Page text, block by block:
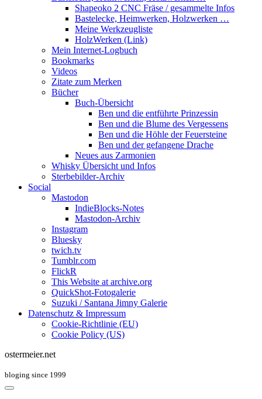
Shapeoko 2 CNC Fräse / gesammelte Infos
Bastelecke, Heimwerken, Holzwerken …
Meine Werkzeugliste
HolzWerken (Link)
Mein Internet-Logbuch
Bookmarks
Videos
Zitate zum Merken
Bücher
Buch-Übersicht
Ben und die entführte Prinzessin
Ben und die Blume des Vergessens
Ben und die Höhle der Feuersteine
Ben und der gefangene Drache
Neues aus Zarmonien
Whisky Übersicht und Infos
Sterbebilder-Archiv
Social
Mastodon
IndieBlocks-Notes
Mastodon-Archiv
Instagram
Bluesky
twich.tv
Tumblr.com
FlickR
This Website at archive.org
QuickShot-Fotogalerie
Suzuki / Santana Jimny Galerie
Datenschutz & Impressum
Cookie-Richtlinie (EU)
Cookie Policy (US)
ostermeier.net
bloging since 1999